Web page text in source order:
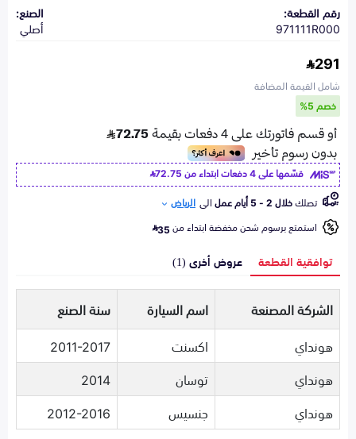
رقم القطعة:
971111R000
الصنع:
أصلي
291
شامل القيمة المضافة
خصم 5%
قسّمها على 4 دفعات ابتداء من
72.75
تصلكخلال 2 - 5 أيام عمل الى الرياض
استمتع برسوم شحن مخفضة ابتداء من35
توافقية القطعة عروض أخرى (1)
الشركة المصنعة اسم السيارة
سنة الصنع
هونداي
اكسنت
2011-2017
هونداي
توسان
2014
هونداي
جنسيس 2012-2016